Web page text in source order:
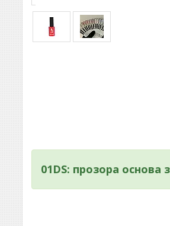
01DS: прозора